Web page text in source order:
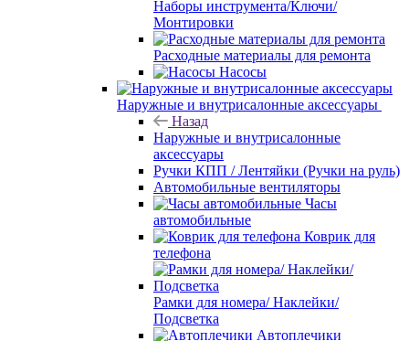
Наборы инструмента/Ключи/
Монтировки
Расходные материалы для ремонта
Насосы
Наружные и внутрисалонные аксессуары
Назад
Наружные и внутрисалонные
аксессуары
Ручки КПП / Лентяйки (Ручки на руль)
Автомобильные вентиляторы
Часы
автомобильные
Коврик для
телефона
Рамки для номера/ Наклейки/
Подсветка
Автоплечики